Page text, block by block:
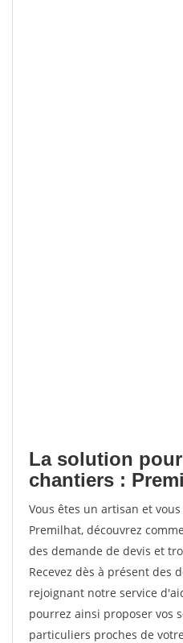
La solution
chantiers :
Vous êtes un artisan et
Premilhat, découvrez
des demande de devis et
Recevez dès à présent des
rejoignant notre service
pourrez ainsi proposer vos
particuliers proches de